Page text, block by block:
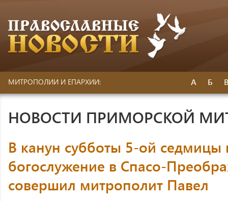
МИТРОПОЛИИ И ЕПАРХИИ: А Б
НОВОСТИ ПРИМОРСКОЙ
В канун субботы 5-ой седмицы
богослужение в Спасо-
совершил митрополит Павел